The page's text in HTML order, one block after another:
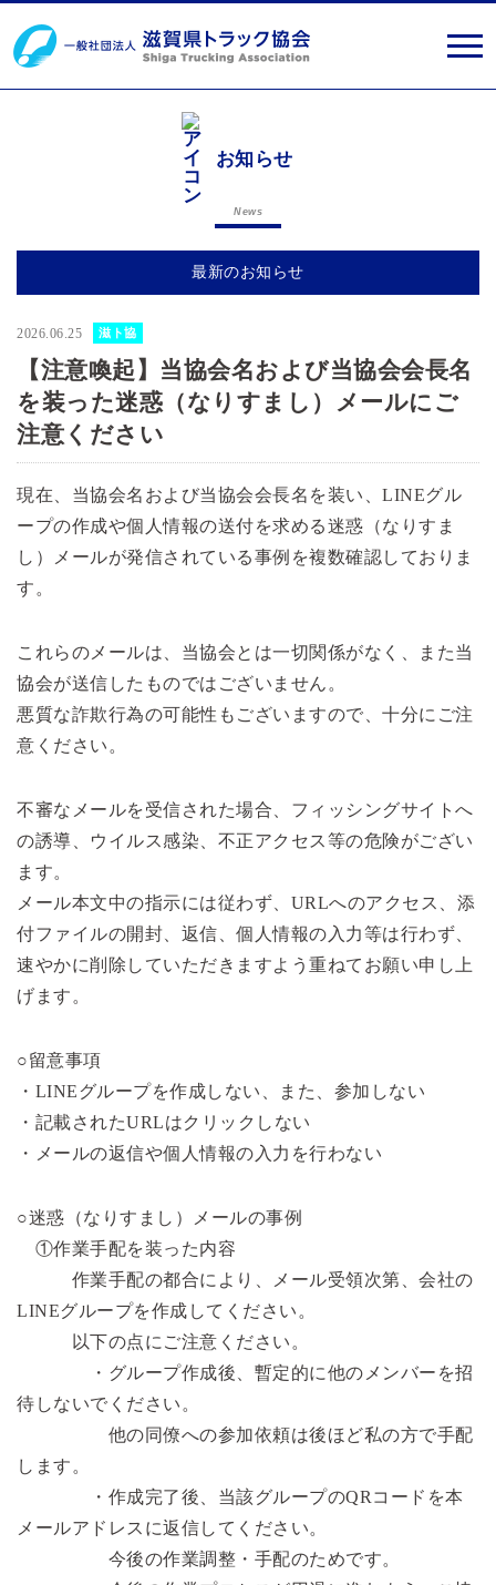
お知らせ
News
最新のお知らせ
2026.06.25 滋ト協
【注意喚起】当協会名および当協会会長名
を装った迷惑（なりすまし）メールにご
注意ください
現在、当協会名および当協会会長名を装い、LINEグル
ープの作成や個人情報の送付を求める迷惑（なりすま
し）メールが発信されている事例を複数確認しておりま
す。
これらのメールは、当協会とは一切関係がなく、また当
協会が送信したものではございません。
悪質な詐欺行為の可能性もございますので、十分にご注
意ください。
不審なメールを受信された場合、フィッシングサイトへ
の誘導、ウイルス感染、不正アクセス等の危険がござい
ます。
メール本文中の指示には従わず、URLへのアクセス、添
付ファイルの開封、返信、個人情報の入力等は行わず、
速やかに削除していただきますよう重ねてお願い申し上
げます。
○留意事項
・LINEグループを作成しない、また、参加しない
・記載されたURLはクリックしない
・メールの返信や個人情報の入力を行わない
○迷惑（なりすまし）メールの事例
①作業手配を装った内容
作業手配の都合により、メール受領次第、会社の
LINEグループを作成してください。
以下の点にご注意ください。
・グループ作成後、暫定的に他のメンバーを招
待しないでください。
他の同僚への参加依頼は後ほど私の方で手配
します。
・作成完了後、当該グループのQRコードを本
メールアドレスに返信してください。
今後の作業調整・手配のためです。